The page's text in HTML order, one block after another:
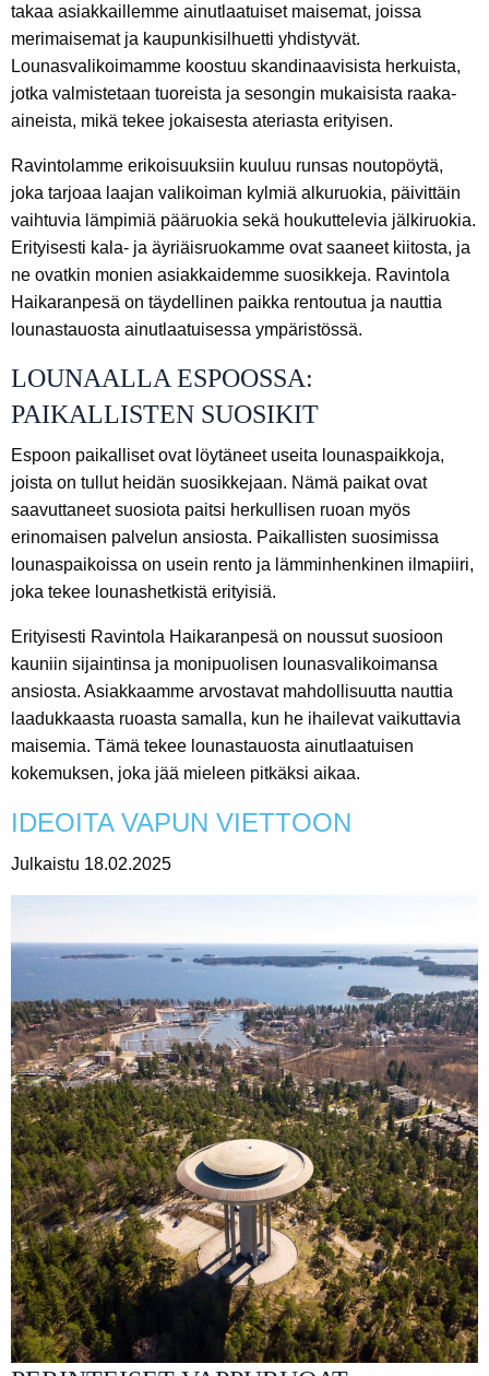
takaa asiakkaillemme ainutlaatuiset maisemat, joissa
merimaisemat ja kaupunkisilhuetti yhdistyvät.
Lounasvalikoimamme koostuu skandinaavisista herkuista,
jotka valmistetaan tuoreista ja sesongin mukaisista raaka-
aineista, mikä tekee jokaisesta ateriasta erityisen.
Ravintolamme erikoisuuksiin kuuluu runsas noutopöytä,
joka tarjoaa laajan valikoiman kylmiä alkuruokia, päivittäin
vaihtuvia lämpimiä pääruokia sekä houkuttelevia jälkiruokia.
Erityisesti kala- ja äyriäisruokamme ovat saaneet kiitosta, ja
ne ovatkin monien asiakkaidemme suosikkeja. Ravintola
Haikaranpesä on täydellinen paikka rentoutua ja nauttia
lounastauosta ainutlaatuisessa ympäristössä.
LOUNAALLA ESPOOSSA:
PAIKALLISTEN SUOSIKIT
Espoon paikalliset ovat löytäneet useita lounaspaikkoja,
joista on tullut heidän suosikkejaan. Nämä paikat ovat
saavuttaneet suosiota paitsi herkullisen ruoan myös
erinomaisen palvelun ansiosta. Paikallisten suosimissa
lounaspaikoissa on usein rento ja lämminhenkinen ilmapiiri,
joka tekee lounashetkistä erityisiä.
Erityisesti Ravintola Haikaranpesä on noussut suosioon
kauniin sijaintinsa ja monipuolisen lounasvalikoimansa
ansiosta. Asiakkaamme arvostavat mahdollisuutta nauttia
laadukkaasta ruoasta samalla, kun he ihailevat vaikuttavia
maisemia. Tämä tekee lounastauosta ainutlaatuisen
kokemuksen, joka jää mieleen pitkäksi aikaa.
IDEOITA VAPUN VIETTOON
Julkaistu 18.02.2025